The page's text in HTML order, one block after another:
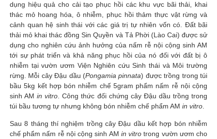
dụng hiệu quả cho cải tạo phục hồi các khu vực bãi thải, khai
thác mỏ hoang hóa, ô nhiễm, phục hồi thảm thực vật rừng và
cảnh quan hệ sinh thái với các giá trị tự nhiên vốn có. Đất bãi
thải mỏ khai thác đồng Sin Quyền và Tả Phời (Lào Cai) được sử
dụng cho nghiên cứu ảnh hưởng của nấm rễ nội cộng sinh AM
tới sự phát triển và khả năng phục hồi của nó đối với đất bị ô
nhiễm tại vườn ươm Viện Nghiên cứu Sinh thái và Môi trường
rừng. Mỗi cây Đậu dầu (Pongamia pinnata) được trồng trong túi
bầu 5kg kết hợp bón nhiễm chế 5gram phẩm nấm rễ nội cộng
sinh AM in vitro. Công thức đối chứng cây Đậu dầu trồng trong
túi bầu tương tự nhưng không bón nhiễm chế phẩm AM in vitro.
Sau 8 tháng thí nghiệm trồng cây Đậu dầu kết hợp bón nhiễm
chế phẩm nấm rễ nội cộng sinh AM in vitro trong vườn ươm cho